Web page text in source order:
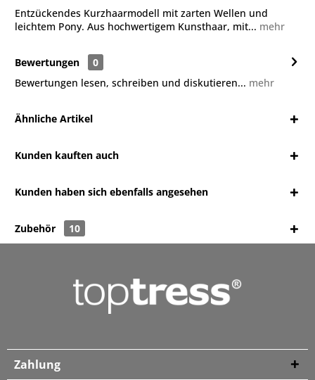
Entzückendes Kurzhaarmodell mit zarten Wellen und
leichtem Pony. Aus hochwertigem Kunsthaar, mit... mehr
Bewertungen
0
Bewertungen lesen, schreiben und diskutieren... mehr
Ähnliche Artikel
Kunden kauften auch
Kunden haben sich ebenfalls angesehen
Zubehör 10
Zahlung